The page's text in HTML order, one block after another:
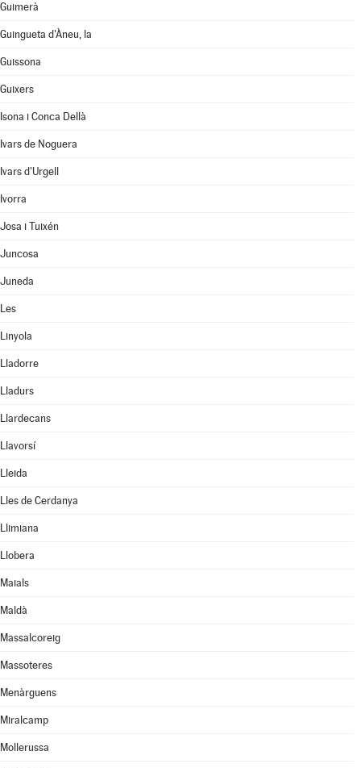
Guimerà
Guingueta d'Àneu, la
Guissona
Guixers
Isona i Conca Dellà
Ivars de Noguera
Ivars d'Urgell
Ivorra
Josa i Tuixén
Juncosa
Juneda
Les
Linyola
Lladorre
Lladurs
Llardecans
Llavorsí
Lleida
Lles de Cerdanya
Llimiana
Llobera
Maials
Maldà
Massalcoreig
Massoteres
Menàrguens
Miralcamp
Mollerussa